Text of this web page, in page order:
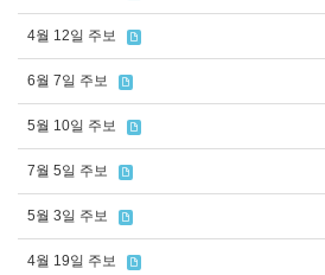
4월 12일 주보
6월 7일 주보
5월 10일 주보
7월 5일 주보
5월 3일 주보
4월 19일 주보